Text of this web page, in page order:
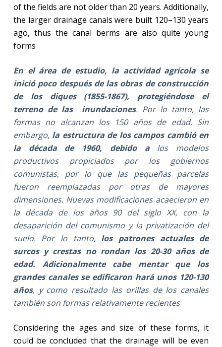
of the fields are not older than 20 years. Additionally,
the larger drainage canals were built 120–130 years
ago, thus the canal berms are also quite young
forms
En el área de estudio, la actividad agrícola se
inició poco después de las obras de construcción
de los diques (1855-1867),
protegiéndose el
terreno de las inundaciones. Por lo tanto, las
formas no alcanzan los 150 años de edad. Sin
embargo, la estructura de los campos cambió en
la década de 1960, debido alos modelos
productivos propiciados por los gobiernos
comunistas, por lo que las pequeñas parcelas
fueron reemplazadas por otras de mayores
dimensiones. Nuevas modificaciones acaecieron en
la década de los años 90 del siglo XX, con la
desaparición del comunismo y la privatización del
suelo. Por lo tanto, los patrones actuales de
surcos y crestas no rondan los 20-30 años de
edad. Adicionalmente cabe mentar que los
grandes canales se edificaron hará unos 120-130
años, y como resultado las orillas de los canales
también son formas relativamente recientes
Considering the ages and size of these forms, it
could be concluded that the drainage will be even